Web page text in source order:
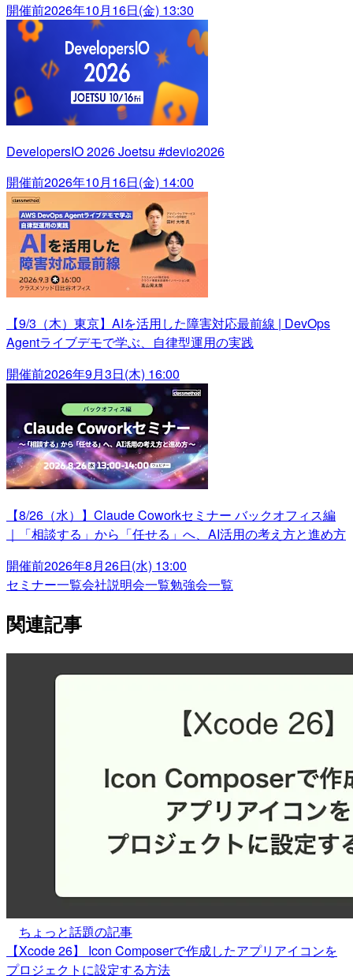
開催前2026年10月16日(金) 13:30
DevelopersIO 2026 Joetsu #devio2026
開催前2026年10月16日(金) 14:00
【9/3（木）東京】AIを活用した障害対応最前線 | DevOps
Agentライブデモで学ぶ、自律型運用の実践
開催前2026年9月3日(木) 16:00
【8/26（水）】Claude Coworkセミナー バックオフィス編
｜「相談する」から「任せる」へ、AI活用の考え方と進め方
開催前2026年8月26日(水) 13:00
セミナー一覧会社説明会一覧勉強会一覧
関連記事
ちょっと話題の記事
【Xcode 26】 Icon Composerで作成したアプリアイコンを
プロジェクトに設定する方法